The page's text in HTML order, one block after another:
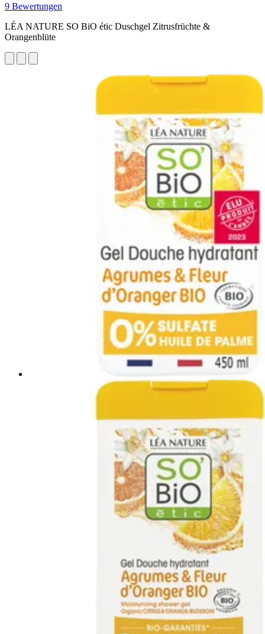
9 Bewertungen
LÉA NATURE SO BiO étic Duschgel Zitrusfrüchte &
Orangenblüte